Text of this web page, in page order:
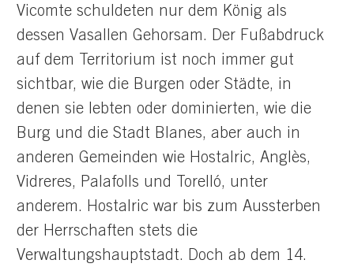
Vicomte schuldeten nur dem König als
dessen Vasallen Gehorsam. Der Fußabdruck
auf dem Territorium ist noch immer gut
sichtbar, wie die Burgen oder Städte, in
denen sie lebten oder dominierten, wie die
Burg und die Stadt Blanes, aber auch in
anderen Gemeinden wie Hostalric, Anglès,
Vidreres, Palafolls und Torelló, unter
anderem. Hostalric war bis zum Aussterben
der Herrschaften stets die
Verwaltungshauptstadt. Doch ab dem 14.